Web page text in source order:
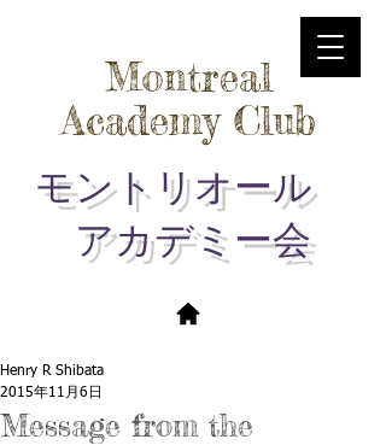
Montreal
Academy Club
モントリオール
アカデミー会
Message from the
Henry R Shibata
2015年11月6日